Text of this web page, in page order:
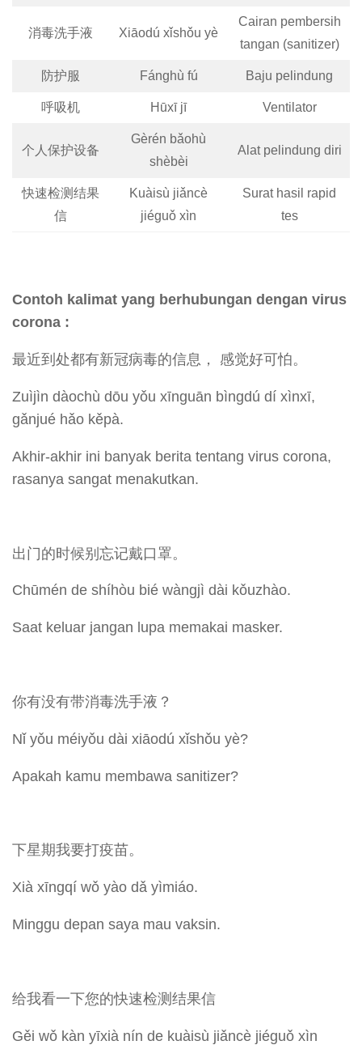
消毒洗手液 Xiāodú xǐshǒu yè
Cairan pembersih
tangan (sanitizer)
防护服 Fánghù fú Baju pelindung
呼吸机 Hūxī jī Ventilator
个人保护设备
Gèrén bǎohù
shèbèi
Alat pelindung diri
快速检测结果
信
Kuàisù jiǎncè
jiéguǒ xìn
Surat hasil rapid
tes
Contoh kalimat yang berhubungan dengan virus
corona :
最近到处都有新冠病毒的信息， 感觉好可怕。
Zuìjìn dàochù dōu yǒu xīnguān bìngdú dí xìnxī,
gǎnjué hǎo kěpà.
Akhir-akhir ini banyak berita tentang virus corona,
rasanya sangat menakutkan.
出门的时候别忘记戴口罩。
Chūmén de shíhòu bié wàngjì dài kǒuzhào.
Saat keluar jangan lupa memakai masker.
你有没有带消毒洗手液？
Nǐ yǒu méiyǒu dài xiāodú xǐshǒu yè?
Apakah kamu membawa sanitizer?
下星期我要打疫苗。
Xià xīngqí wǒ yào dǎ yìmiáo.
Minggu depan saya mau vaksin.
给我看一下您的快速检测结果信
Gěi wǒ kàn yīxià nín de kuàisù jiǎncè jiéguǒ xìn